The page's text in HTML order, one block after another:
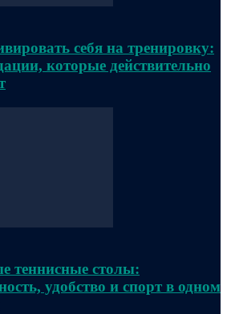
себя на тренировку:
которые действительно
теннисные столы:
удобство и спорт в одном